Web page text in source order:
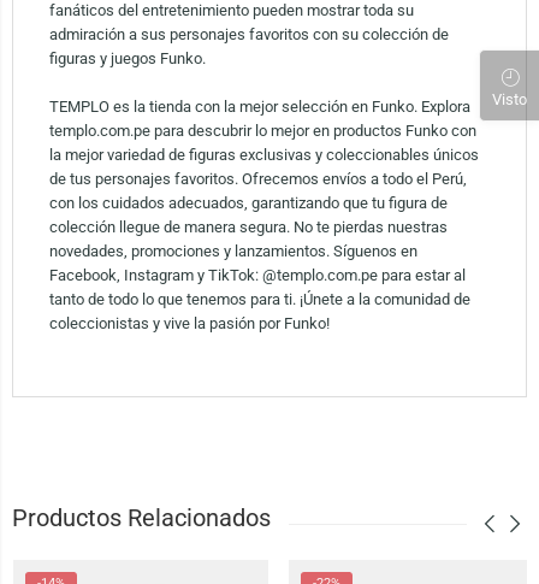
fanáticos del entretenimiento pueden mostrar toda su
admiración a sus personajes favoritos con su colección de
figuras y juegos Funko.
TEMPLO es la tienda con la mejor selección en Funko. Explora
templo.com.pe para descubrir lo mejor en productos Funko con
la mejor variedad de figuras exclusivas y coleccionables únicos
de tus personajes favoritos. Ofrecemos envíos a todo el Perú,
con los cuidados adecuados, garantizando que tu figura de
colección llegue de manera segura. No te pierdas nuestras
novedades, promociones y lanzamientos. Síguenos en
Facebook, Instagram y TikTok: @templo.com.pe para estar al
tanto de todo lo que tenemos para ti. ¡Únete a la comunidad de
coleccionistas y vive la pasión por Funko!
Productos Relacionados
Visto